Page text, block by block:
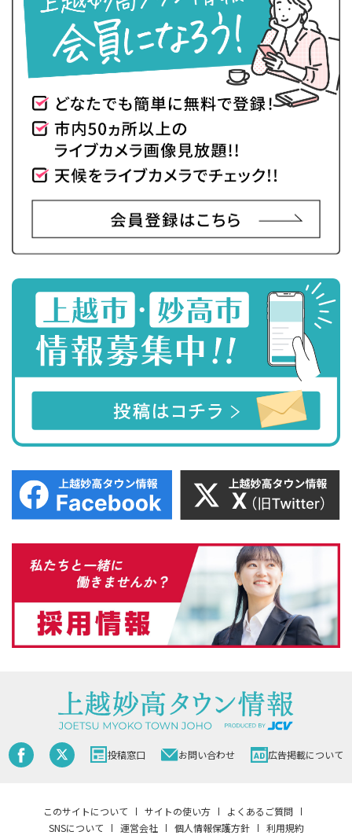
投稿窓口 お問い合わせ 広告掲載について
このサイトについて サイトの使い方
よくあるご質問
SNSについて
運営会社 個人情報保護方針 利用規約